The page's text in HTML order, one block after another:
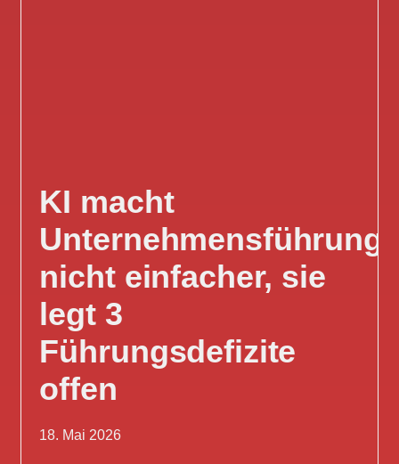
KI macht
Unternehmensführung
nicht einfacher, sie
legt 3
Führungsdefizite
offen
18. Mai 2026